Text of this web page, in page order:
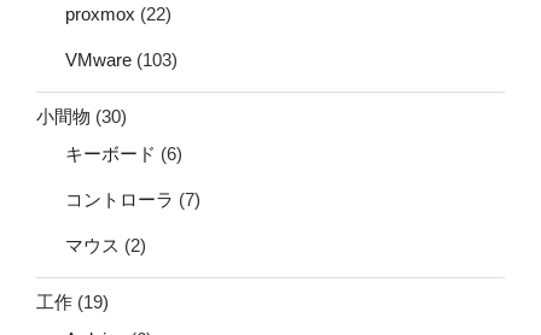
proxmox (22)
VMware (103)
小間物 (30)
キーボード (6)
コントローラ (7)
マウス (2)
工作 (19)